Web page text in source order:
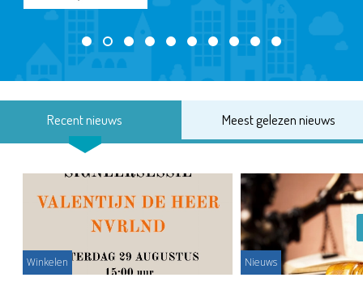
Recent nieuws Meest gelezen nieuws
Winkelen Nieuws